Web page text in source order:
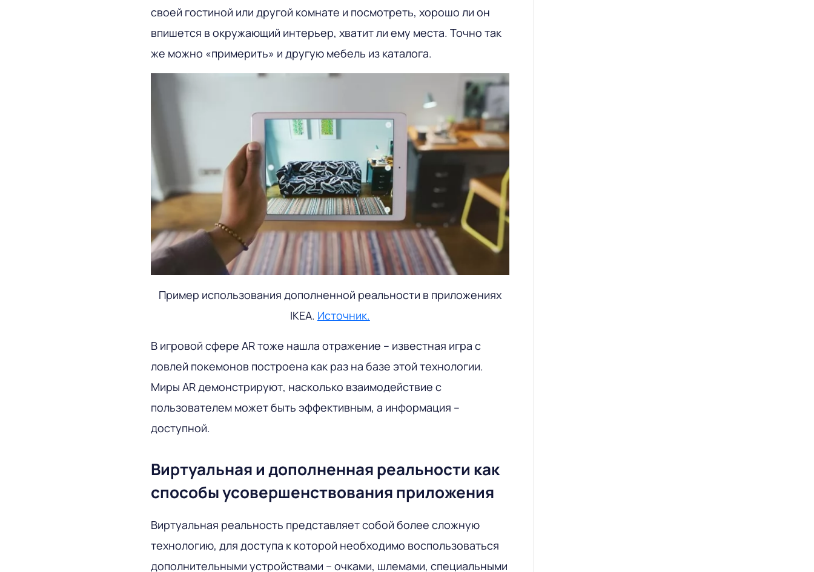
своей гостиной или другой комнате и посмотреть, хорошо ли он
впишется в окружающий интерьер, хватит ли ему места. Точно так
же можно «примерить» и другую мебель из каталога.
Пример использования дополненной реальности в приложениях
IKEA. Источник.
В игровой сфере AR тоже нашла отражение – известная игра с
ловлей покемонов построена как раз на базе этой технологии.
Миры AR демонстрируют, насколько взаимодействие с
пользователем может быть эффективным, а информация –
доступной.
Виртуальная и дополненная реальности как
способы усовершенствования приложения
Виртуальная реальность представляет собой более сложную
технологию, для доступа к которой необходимо воспользоваться
дополнительными устройствами – очками, шлемами, специальными